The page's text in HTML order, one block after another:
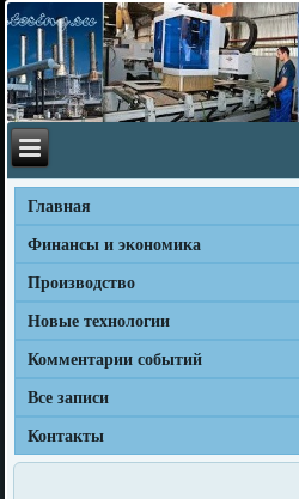
Главная
Финансы и экономика
Производство
Новые технологии
Комментарии событий
Все записи
Контакты